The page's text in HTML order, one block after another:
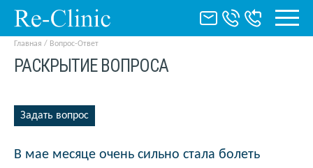
Главная / Вопрос-Ответ
РАСКРЫТИЕ ВОПРОСА
Задать вопрос
В мае месяце очень сильно стала болеть